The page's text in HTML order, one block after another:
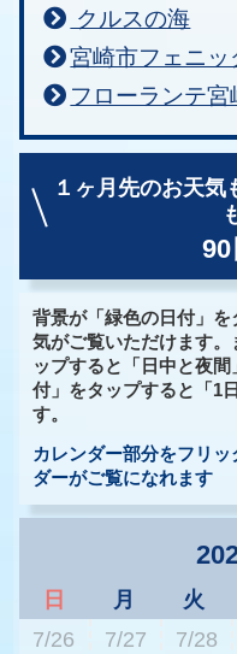
クルスの海
宮崎市フェニッ
フローランテ宮
１ヶ月先のお天気
90
背景が「緑色の日付」
気がご覧いただけます
ップすると「日中と夜
付」をタップすると「1
す。
カレンダー部分をフリ
ダーがご覧になれます
日 月 火
7/26
7/27 7/28